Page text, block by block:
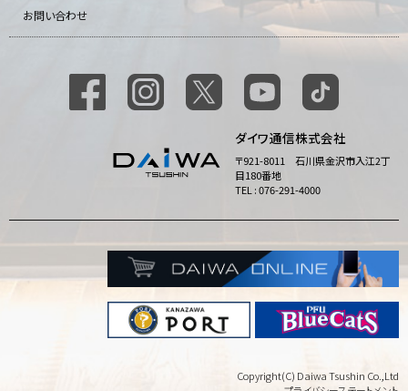
お問い合わせ
ダイワ通信株式会社
〒921-8011 石川県金沢市入江2丁
目180番地
TEL : 076-291-4000
Copyright(C) Daiwa Tsushin Co.,Ltd